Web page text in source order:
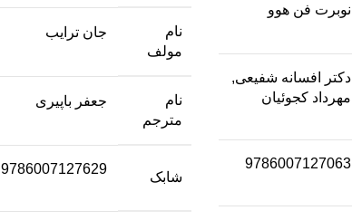
نوبرت فن هوو
دکتر افسانه شفیعی,
مهرداد کجوئیان
9786007127063
نام
مولف
جان ترایب
نام
مترجم
جعفر باپیری
شابک
9786007127629